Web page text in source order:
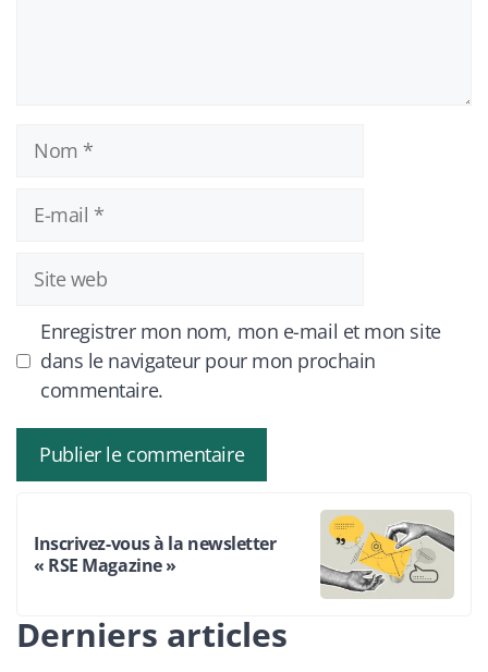
mail
Site
web
Enregistrer mon nom, mon e-mail et mon site
dans le navigateur pour mon prochain
commentaire.
Inscrivez-vous à la newsletter
« RSE Magazine »
Derniers articles